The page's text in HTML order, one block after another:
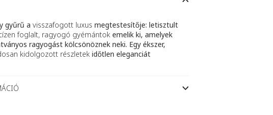
gyűrű a visszafogott luxus megtestesítője: letisztult
foglalt, ragyogó gyémántok emelik ki, amelyek
ragyogást kölcsönöznek neki. Egy ékszer,
kidolgozott részletek időtlen eleganciát